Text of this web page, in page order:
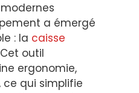
a émergé
: la caisse
outil
ergonomie,
qui simplifie